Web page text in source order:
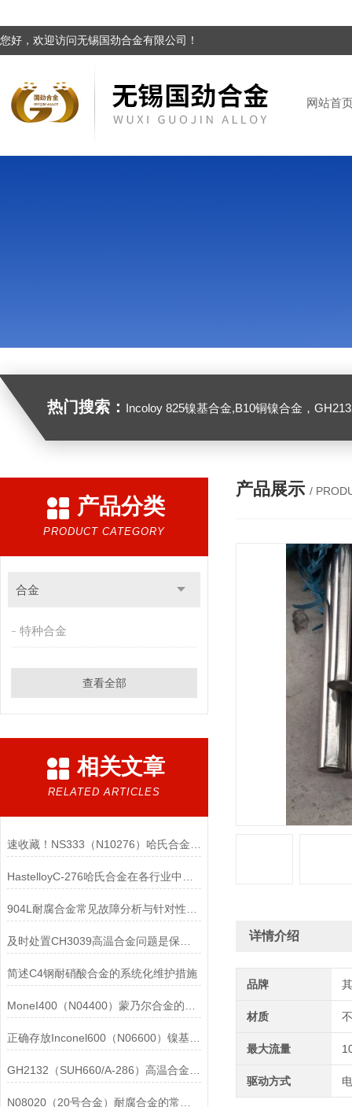
您好，欢迎访问无锡国劲合金有限公司！
网站首
热门搜索： Incoloy 825镍基合金,B10铜镍合金，GH2132高温合金，C276
产品分类
PRODUCT CATEGORY
合金
特种合金
查看全部
相关文章
RELATED ARTICLES
简述C4钢耐硝酸合金的系统化维护措施
正确存放Inconel600（N06600）镍基合金的重要性介绍
产品展示 /
详情介绍
品牌
材质
最大流量
驱动方式